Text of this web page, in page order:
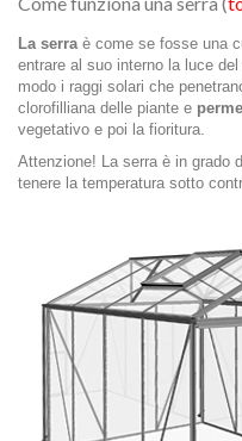
La serraè come se fosse una
entrare al suo interno la luce
modo i raggi solari che
clorofilliana delle piante e
vegetativo e poi la fioritura.
Attenzione! La serra è in grado
tenere la temperatura sotto